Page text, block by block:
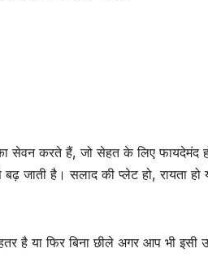
सेवन करते हैं, जो सेहत के लिए फायदेमंद
जाती है। सलाद की प्लेट हो, रायता हो
है या फिर बिना छीले अगर आप भी इसी